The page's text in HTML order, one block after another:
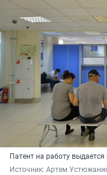
Патент на работу
Источник: Артем